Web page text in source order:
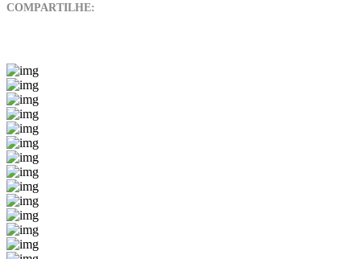
COMPARTILHE: